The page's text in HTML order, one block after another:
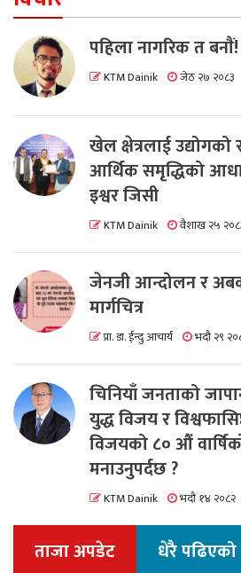
पहिला नागरिक त बनाैं!
KTM Dainik जेठ २७ २०८३
खेल क्षेत्रलाई
आर्थिक समृद्धिको
इश्वर जिसी
KTM Dainik वैशाख २५
जेनजी आन्दोलन र
मार्गचित्र
प्रा. डा. ईन्दु आचार्य भदौ २९
चिनियाँ जनताको
युद्ध विजय र
विजयको ८० औं
मनाउनुपर्दछ ?
KTM Dainik भदौ १४ २०८२
ताजा अपडेट धेरै पढिएको